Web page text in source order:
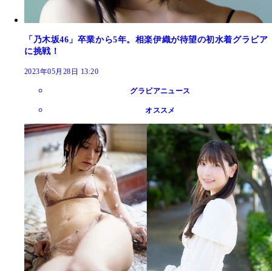
「乃木坂46」卒業から5年。相楽伊織が待望の初水着グラビア
に挑戦！
2023年05月28日 13:20
グラビアニュース
オススメ